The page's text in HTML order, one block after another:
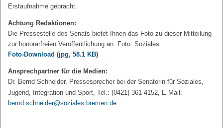
Erstaufnahme gebracht.
Achtung Redaktionen:
Die Pressestelle des Senats bietet Ihnen das Foto zu dieser Mitteilung
zur honorarfreien Veröffentlichung an. Foto: Soziales
Foto-Download (jpg, 58.1 KB)
Ansprechpartner für die Medien:
Dr. Bernd Schneider, Pressesprecher bei der Senatorin für Soziales,
Jugend, Integration und Sport, Tel.: (0421) 361-4152, E-Mail:
bernd.schneider@soziales.bremen.de